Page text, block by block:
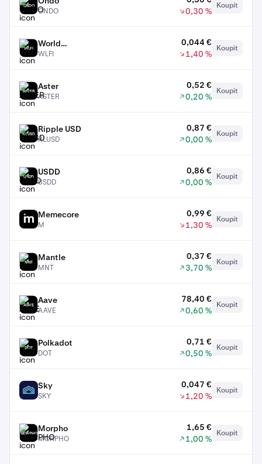
ONDO
ONDO
0,30 %
Koupit
WLFI
World
Liberty
WLFI
0,044 €
1,40 %
Koupit
ASTER Aster
ASTER
0,52 €
0,20 %
Koupit
RLUSD Ripple USD
RLUSD
0,87 €
0,00 %
Koupit
USDD USDD
USDD
0,86 €
0,00 %
Koupit
M Memecore
M
0,99 €
1,30 %
Koupit
MNT Mantle
MNT
0,37 €
3,70 %
Koupit
AAVE Aave
AAVE
78,40 €
0,60 %
Koupit
DOT Polkadot
DOT
0,71 €
0,50 %
Koupit
SKY Sky
SKY
0,047 €
1,20 %
Koupit
MORPHO Morpho
MORPHO
1,65 €
1,00 %
Koupit